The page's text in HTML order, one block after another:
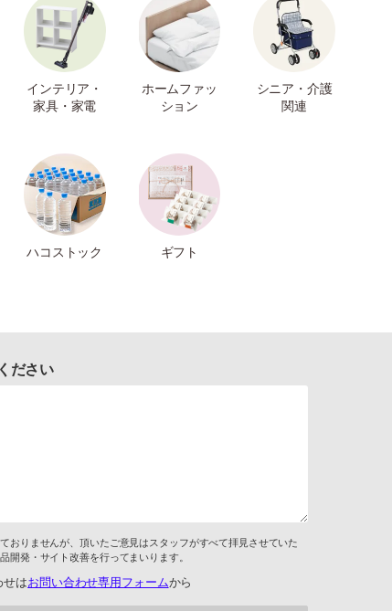
インテリア・
家具・家電
ホームファッ
ション
シニア・介護
関連
ハコストック ギフト
ださい
おりませんが、頂いたご意見はスタッフがすべて拝見させていた
開発・サイト改善を行ってまいります。
せはお問い合わせ専用フォームから